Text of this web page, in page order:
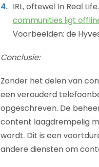
IRL, oftewel In Real
communities ligt
Voorbeelden: de
Conclusie:
Zonder het delen van
een verouderd
opgeschreven. De
content laagdrempelig
wordt. Dit is een
andere diensten om